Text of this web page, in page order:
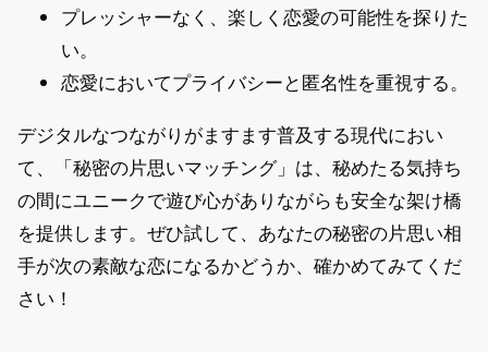
プレッシャーなく、楽しく恋愛の可能性を探りた
い。
恋愛においてプライバシーと匿名性を重視する。
デジタルなつながりがますます普及する現代におい
て、「秘密の片思いマッチング」は、秘めたる気持ち
の間にユニークで遊び心がありながらも安全な架け橋
を提供します。ぜひ試して、あなたの秘密の片思い相
手が次の素敵な恋になるかどうか、確かめてみてくだ
さい！